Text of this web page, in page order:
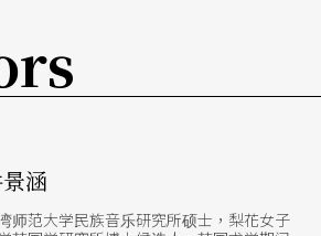
涵
师范大学民族音乐研究所硕士，梨花女子